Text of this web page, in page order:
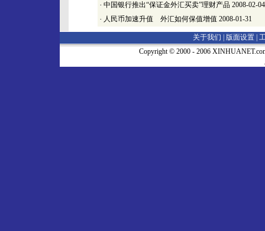
· 中国银行推出“保证金外汇买卖”理财产品 2008-02-04
· 人民币加速升值 外汇如何保值增值 2008-01-31
关于我们 | 版面设置
Copyright © 2000 - 2006